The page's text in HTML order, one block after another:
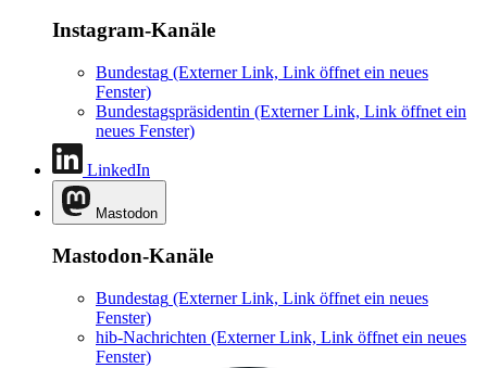
Instagram-Kanäle
Bundestag (Externer Link, Link öffnet ein neues
Fenster)
Bundestagspräsidentin (Externer Link, Link öffnet ein
neues Fenster)
LinkedIn
Mastodon
Mastodon-Kanäle
Bundestag (Externer Link, Link öffnet ein neues
Fenster)
hib-Nachrichten (Externer Link, Link öffnet ein neues
Fenster)